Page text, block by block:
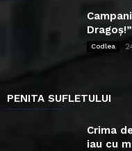
Dragoș!”
Codlea
PENITA SUFLETULUI
Crima
iau cu